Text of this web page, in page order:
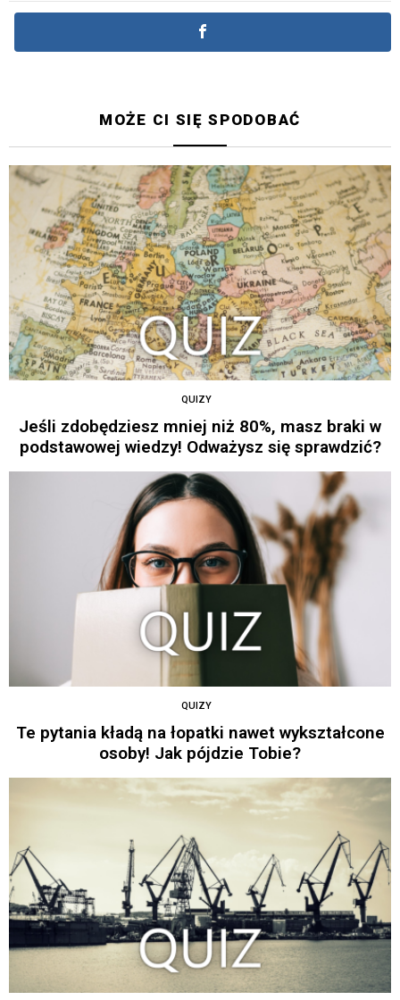
MOŻE CI SIĘ SPODOBAĆ
QUIZY
Jeśli zdobędziesz mniej niż 80%, masz braki w
podstawowej wiedzy! Odważysz się sprawdzić?
QUIZY
Te pytania kładą na łopatki nawet wykształcone
osoby! Jak pójdzie Tobie?